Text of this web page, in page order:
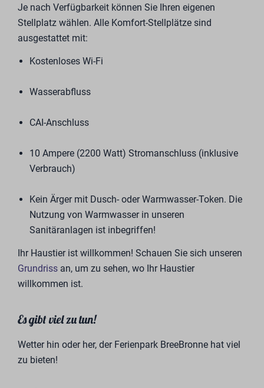
Je nach Verfügbarkeit können Sie Ihren eigenen
Stellplatz wählen. Alle Komfort-Stellplätze sind
ausgestattet mit:
Kostenloses Wi-Fi
Wasserabfluss
CAI-Anschluss
10 Ampere (2200 Watt) Stromanschluss (inklusive
Verbrauch)
Kein Ärger mit Dusch- oder Warmwasser-Token. Die
Nutzung von Warmwasser in unseren
Sanitäranlagen ist inbegriffen!
Ihr Haustier ist willkommen! Schauen Sie sich unseren
Grundriss an, um zu sehen, wo Ihr Haustier
willkommen ist.
Es gibt viel zu tun!
Wetter hin oder her, der Ferienpark BreeBronne hat viel
zu bieten!